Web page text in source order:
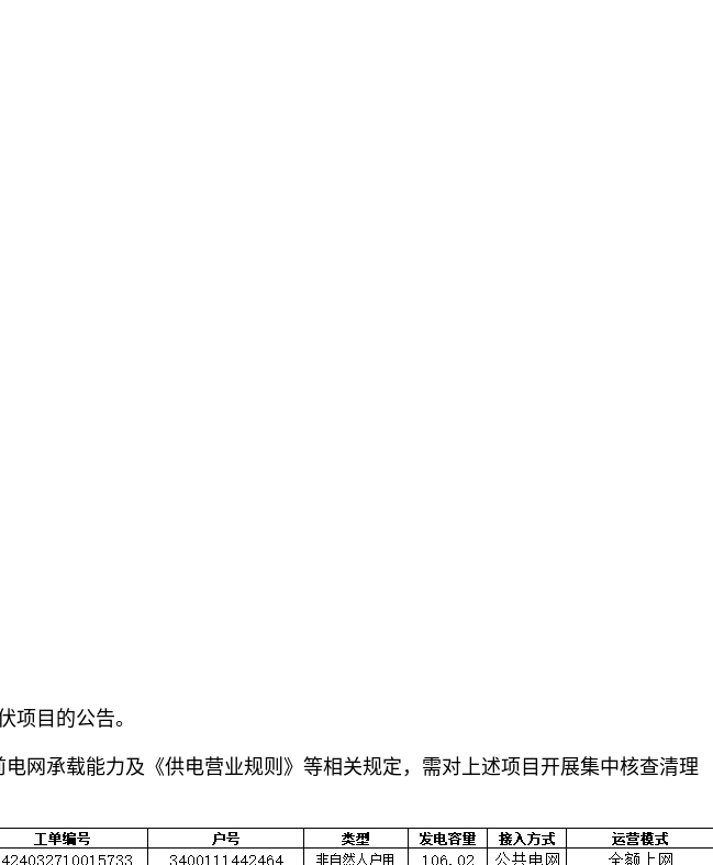
项目的公告。
网承载能力及《供电营业规则》等相关规定，需对上述项目开展集中核查清理